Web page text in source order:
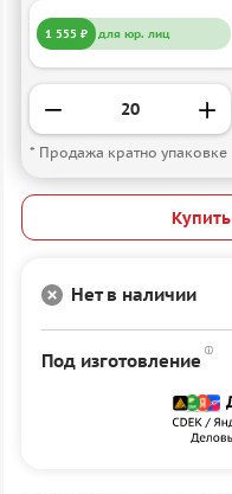
1 555 ₽ для юр. лиц
* Продажа кратно упаковке
Нет в наличии
Под изготовление